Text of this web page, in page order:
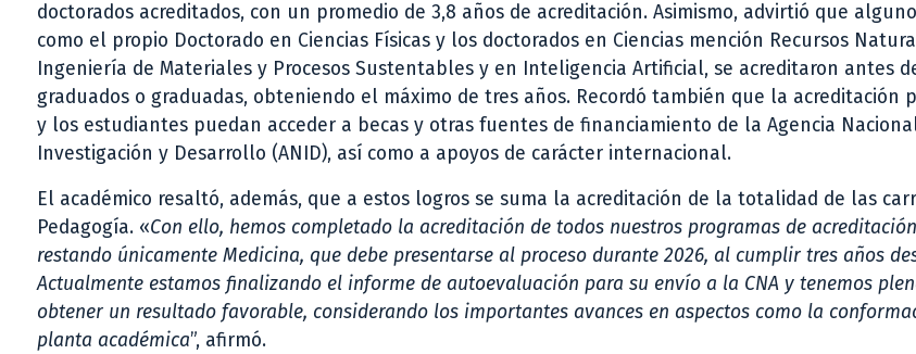
doctorados acreditados, con un promedio de 3,8 años de acreditación. Asimismo, advirtió que
como el propio Doctorado en Ciencias Físicas y los doctorados en Ciencias mención Recursos
Ingeniería de Materiales y Procesos Sustentables y en Inteligencia Artificial, se acreditaron antes
graduados o graduadas, obteniendo el máximo de tres años. Recordó también que la acreditación
y los estudiantes puedan acceder a becas y otras fuentes de financiamiento de la Agencia
Investigación y Desarrollo (ANID), así como a apoyos de carácter internacional.
El académico resaltó, además, que a estos logros se suma la acreditación de la totalidad de las
Pedagogía. «Con ello, hemos completado la acreditación de todos nuestros programas de
restando únicamente Medicina, que debe presentarse al proceso durante 2026, al cumplir tres años
Actualmente estamos finalizando el informe de autoevaluación para su envío a la CNA y tenemos
obtener un resultado favorable, considerando los importantes avances en aspectos como la
planta académica”, afirmó.